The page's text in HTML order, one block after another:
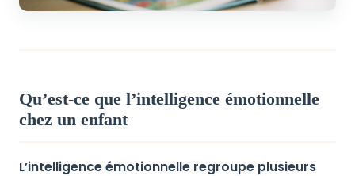
Qu’est-ce que l’intelligence émotionnelle
chez un enfant
L’intelligence émotionnelle regroupe plusieurs